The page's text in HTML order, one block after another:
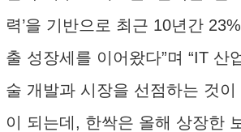
력’을 기반으로 최근 10년간
출 성장세를 이어왔다”며 “IT 산
술 개발과 시장을 선점하는 것이
이 되는데, 한싹은 올해 상장한